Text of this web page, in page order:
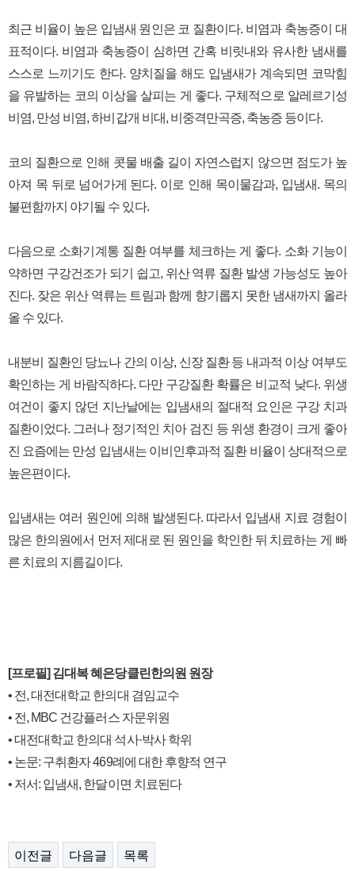
최근 비율이 높은 입냄새 원인은 코 질환이다. 비염과 축농증이 대
표적이다. 비염과 축농증이 심하면 간혹 비릿내와 유사한 냄새를
스스로 느끼기도 한다. 양치질을 해도 입냄새가 계속되면 코막힘
을 유발하는 코의 이상을 살피는 게 좋다. 구체적으로 알레르기성
비염, 만성 비염, 하비갑개 비대, 비중격만곡증, 축농증 등이다.
코의 질환으로 인해 콧물 배출 길이 자연스럽지 않으면 점도가 높
아져 목 뒤로 넘어가게 된다. 이로 인해 목이물감과, 입냄새. 목의
불편함까지 야기될 수 있다.
다음으로 소화기계통 질환 여부를 체크하는 게 좋다. 소화 기능이
약하면 구강건조가 되기 쉽고, 위산 역류 질환 발생 가능성도 높아
진다. 잦은 위산 역류는 트림과 함께 향기롭지 못한 냄새까지 올라
올 수 있다.
내분비 질환인 당뇨나 간의 이상, 신장 질환 등 내과적 이상 여부도
확인하는 게 바람직하다. 다만 구강질환 확률은 비교적 낮다. 위생
여건이 좋지 않던 지난날에는 입냄새의 절대적 요인은 구강 치과
질환이었다. 그러나 정기적인 치아 검진 등 위생 환경이 크게 좋아
진 요즘에는 만성 입냄새는 이비인후과적 질환 비율이 상대적으로
높은편이다.
입냄새는 여러 원인에 의해 발생된다. 따라서 입냄새 지료 경험이
많은 한의원에서 먼저 제대로 된 원인을 학인한 뒤 치료하는 게 빠
른 치료의 지름길이다.
[프로필] 김대복 혜은당클린한의원 원장
• 전, 대전대학교 한의대 겸임교수
• 전, MBC 건강플러스 자문위원
• 대전대학교 한의대 석사·박사 학위
• 논문: 구취환자 469례에 대한 후향적 연구
• 저서: 입냄새, 한달이면 치료된다
이전글 다음글 목록